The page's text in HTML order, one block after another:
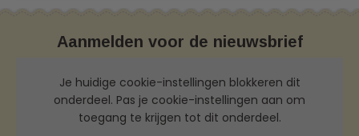
Aanmelden voor de nieuwsbrief
Je huidige cookie-instellingen blokkeren dit
onderdeel. Pas je cookie-instellingen aan om
toegang te krijgen tot dit onderdeel.